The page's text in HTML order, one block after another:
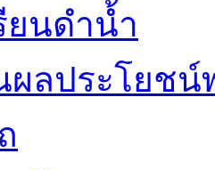
ยนดำน้ำ
ลประโยชน์